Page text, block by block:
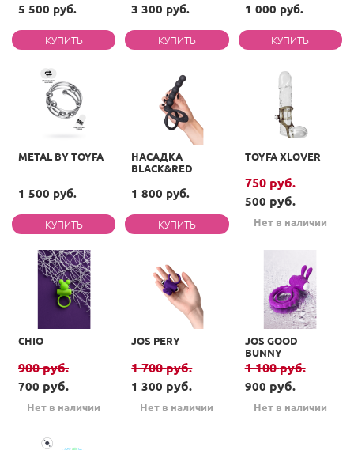
5 500 руб. 3 300 руб. 1 000 руб.
METAL BY TOYFA
1 500 руб.
НАСАДКА
BLACK&RED
1 800 руб.
TOYFA XLOVER
750руб.
500 руб.
Нет в наличии
CHIO
900руб.
700 руб.
Нет в наличии
JOS PERY
1 700руб.
1 300 руб.
Нет в наличии
JOS GOOD
BUNNY
1 100руб.
900 руб.
Нет в наличии